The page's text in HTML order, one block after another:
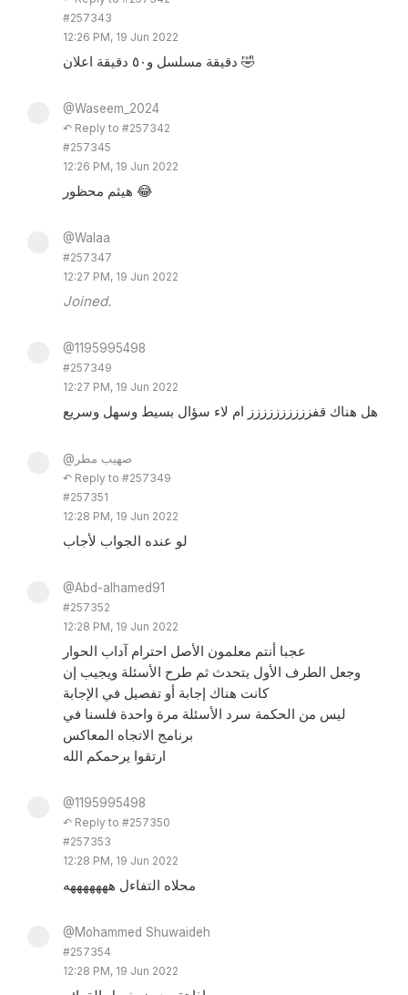
#257343
12:26 PM, 19 Jun 2022
دقيقة مسلسل و٥٠ دقيقة اعلان 🤣
@Waseem_2024
↶ Reply to #257342
#257345
12:26 PM, 19 Jun 2022
هيثم محظور 😂
@Walaa
#257347
12:27 PM, 19 Jun 2022
Joined.
@1195995498
#257349
12:27 PM, 19 Jun 2022
هل هناك قفزززززززززز ام لاء سؤال بسيط وسهل وسريع
@صهيب مطر
↶ Reply to #257349
#257351
12:28 PM, 19 Jun 2022
لو عنده الجواب لأجاب
@Abd-alhamed91
#257352
12:28 PM, 19 Jun 2022
عجبا أنتم معلمون الأصل احترام آداب الحوار
وجعل الطرف الأول يتحدث ثم طرح الأسئلة ويجيب إن
كانت هناك إجابة أو تفصيل في الإجابة
ليس من الحكمة سرد الأسئلة مرة واحدة فلسنا في
برنامج الاتجاه المعاكس
ارتقوا يرحمكم الله
@1195995498
↶ Reply to #257350
#257353
12:28 PM, 19 Jun 2022
محلاه التفاءل هههههههه
@Mohammed Shuwaideh
#257354
12:28 PM, 19 Jun 2022